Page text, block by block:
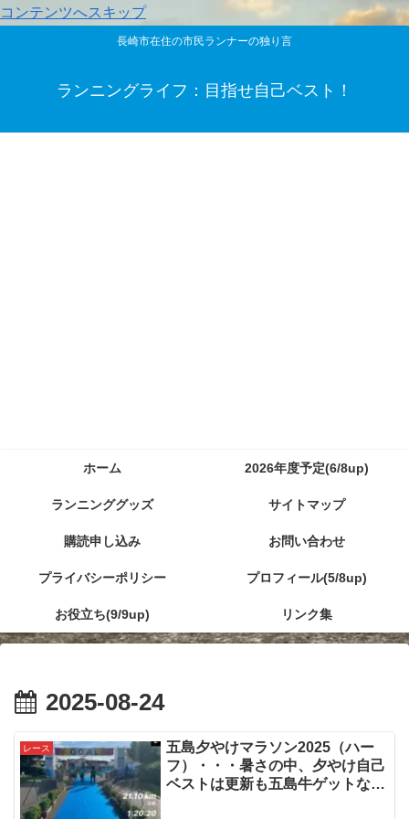
コンテンツへスキップ
長崎市在住の市民ランナーの独り言
ランニングライフ：目指せ自己ベスト！
ホーム 2026年度予定(6/8up)
ランニンググッズ サイトマップ
購読申し込み お問い合わせ
プライバシーポリシー プロフィール(5/8up)
お役立ち(9/9up) リンク集
2025-08-24
レース
五島夕やけマラソン2025（ハー
フ）・・・暑さの中、夕やけ自己
ベストは更新も五島牛ゲットなら